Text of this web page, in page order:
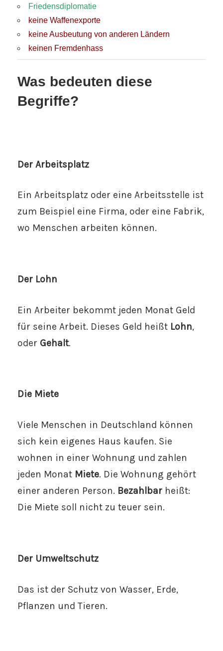
Friedensdiplomatie
keine Waffenexporte
keine Ausbeutung von anderen Ländern
keinen Fremdenhass
Was bedeuten diese
Begriffe?
Der Arbeitsplatz
Ein Arbeitsplatz oder eine Arbeitsstelle ist
zum Beispiel eine Firma, oder eine Fabrik,
wo Menschen arbeiten können.
Der Lohn
Ein Arbeiter bekommt jeden Monat Geld
für seine Arbeit. Dieses Geld heißt Lohn,
oder Gehalt.
Die Miete
Viele Menschen in Deutschland können
sich kein eigenes Haus kaufen. Sie
wohnen in einer Wohnung und zahlen
jeden Monat Miete. Die Wohnung gehört
einer anderen Person. Bezahlbar heißt:
Die Miete soll nicht zu teuer sein.
Der Umweltschutz
Das ist der Schutz von Wasser, Erde,
Pflanzen und Tieren.